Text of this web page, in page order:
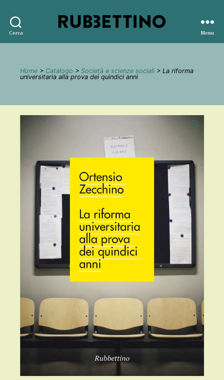
Cerca
editore
Menu
Home > Catalogo > Società e scienze sociali > La riforma
universitaria alla prova dei quindici anni
🔍